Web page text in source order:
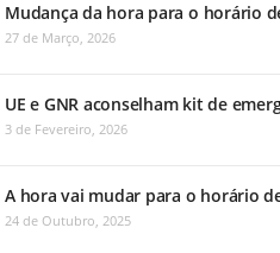
Mudança da hora para o horário
27 de Março, 2026
UE e GNR aconselham kit de
3 de Fevereiro, 2026
A hora vai mudar para o horário
24 de Outubro, 2025